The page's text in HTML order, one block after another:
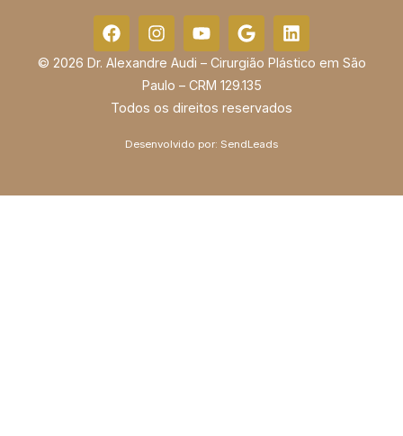
© 2026 Dr. Alexandre Audi – Cirurgião Plástico em São
Paulo – CRM 129.135
Todos os direitos reservados
Desenvolvido por: SendLeads